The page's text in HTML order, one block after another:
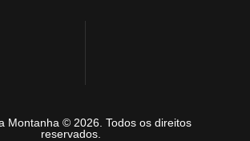
Montanha © 2026. Todos os direitos
reservados.